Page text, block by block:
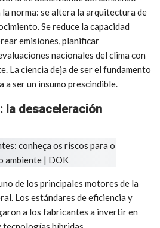
norma: se altera la arquitectura de
Se reduce la capacidad
emisiones, planificar
nacionales del clima con
La ciencia deja de ser el fundamento
a ser un insumo prescindible.
la desaceleración
de los principales motores de la
Los estándares de eficiencia y
a los fabricantes a invertir en